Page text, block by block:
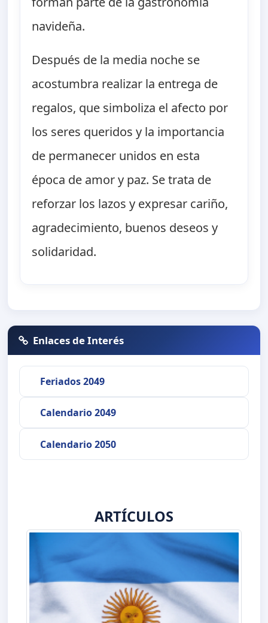
navideña.
Después de la media noche se
acostumbra realizar la entrega de
regalos, que simboliza el afecto por
los seres queridos y la importancia
de permanecer unidos en esta
época de amor y paz. Se trata de
reforzar los lazos y expresar cariño,
agradecimiento, buenos deseos y
solidaridad.
Enlaces de Interés
Feriados 2049
Calendario 2049
Calendario 2050
ARTÍCULOS